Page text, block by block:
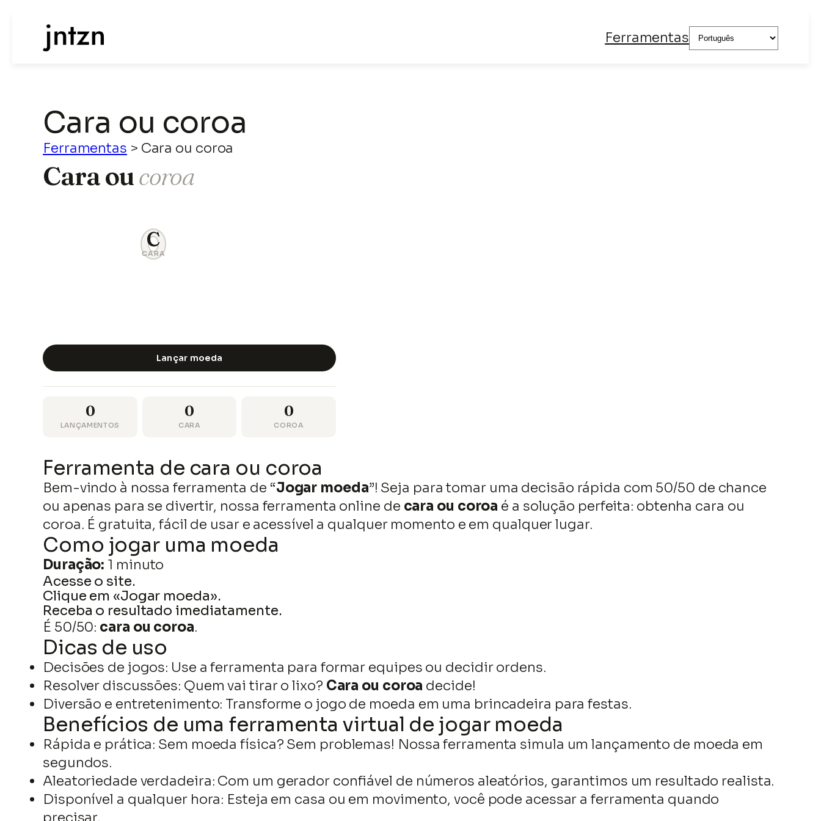
Pular
para
Ferramentas Escolha
um
Cara ou coroa
Ferramentas > Cara ou coroa
Cara oucoroa
C
CARA
K
COROA
Lançar moeda
0
LANÇAMENTOS
0
CARA
0
COROA
Ferramenta de cara ou coroa
Bem-vindo à nossa ferramenta de “Jogar moeda”! Seja para tomar uma decisão rápida com 50/50 de chance
ou apenas para se divertir, nossa ferramenta online de cara ou coroa é a solução perfeita: obtenha cara ou
coroa. É gratuita, fácil de usar e acessível a qualquer momento e em qualquer lugar.
Como jogar uma moeda
Duração: 1 minuto
Acesse o site.
Clique em «Jogar moeda».
Receba o resultado imediatamente.
É 50/50: cara ou coroa.
Dicas de uso
Decisões de jogos: Use a ferramenta para formar equipes ou decidir ordens.
Resolver discussões: Quem vai tirar o lixo? Cara ou coroa decide!
Diversão e entretenimento: Transforme o jogo de moeda em uma brincadeira para festas.
Benefícios de uma ferramenta virtual de jogar moeda
Rápida e prática: Sem moeda física? Sem problemas! Nossa ferramenta simula um lançamento de moeda em
segundos.
Aleatoriedade verdadeira: Com um gerador confiável de números aleatórios, garantimos um resultado realista.
Disponível a qualquer hora: Esteja em casa ou em movimento, você pode acessar a ferramenta quando